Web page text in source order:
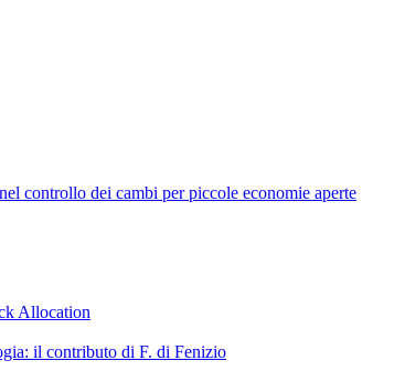
controllo dei cambi per piccole economie aperte
Allocation
il contributo di F. di Fenizio